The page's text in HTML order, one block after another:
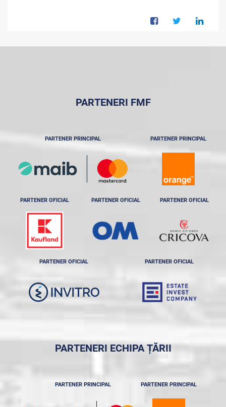
PARTENERI FMF
PARTENER PRINCIPAL PARTENER PRINCIPAL
PARTENER OFICIAL PARTENER OFICIAL PARTENER OFICIAL
PARTENER OFICIAL PARTENER OFICIAL
PARTENERI ECHIPA ȚĂRII
PARTENER PRINCIPAL PARTENER PRINCIPAL